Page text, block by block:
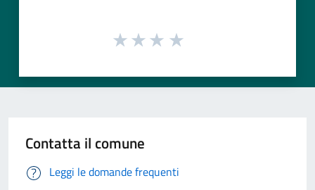
Contatta il comune
Leggi le domande frequenti